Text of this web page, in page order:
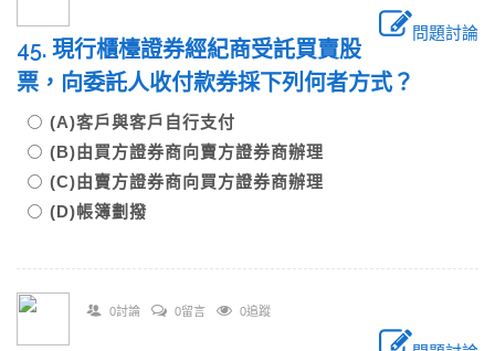
問題討論
45. 現行櫃檯證券經紀商受託買賣股
票，向委託人收付款券採下列何者方式？
(A)客戶與客戶自行支付
(B)由買方證券商向賣方證券商辦理
(C)由賣方證券商向買方證券商辦理
(D)帳簿劃撥
0討論 0留言 0追蹤